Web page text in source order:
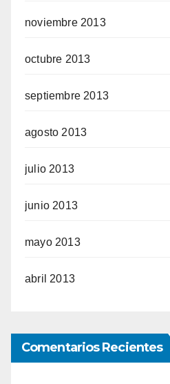
noviembre 2013
octubre 2013
septiembre 2013
agosto 2013
julio 2013
junio 2013
mayo 2013
abril 2013
Comentarios Recientes